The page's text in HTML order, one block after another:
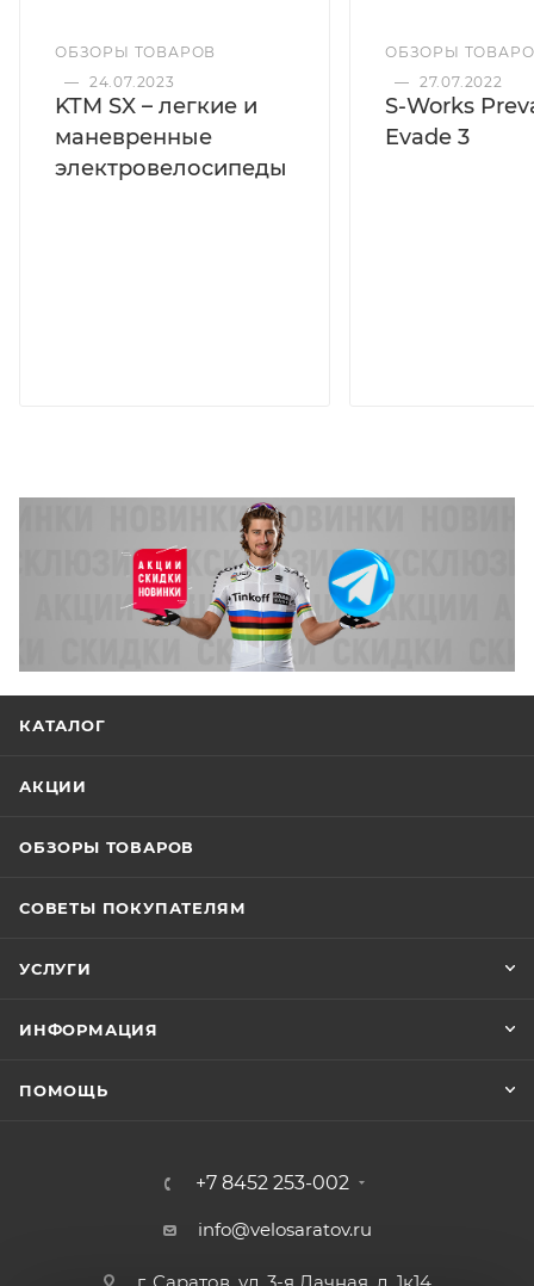
ОБЗОРЫ ТОВАРОВ
— 24.07.2023
KTM SX – легкие и
маневренные
электровелосипеды
ОБЗОРЫ
— 27.07.2022
S-Works
Evade 3
КАТАЛОГ
АКЦИИ
ОБЗОРЫ ТОВАРОВ
СОВЕТЫ ПОКУПАТЕЛЯМ
УСЛУГИ
ИНФОРМАЦИЯ
ПОМОЩЬ
+7 8452 253-002
info@velosaratov.ru